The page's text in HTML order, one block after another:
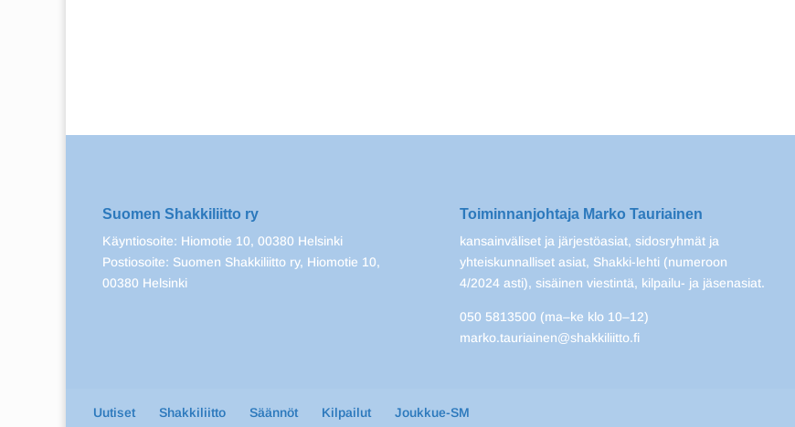
Suomen Shakkiliitto ry
Käyntiosoite: Hiomotie 10, 00380 Helsinki
Postiosoite: Suomen Shakkiliitto ry, Hiomotie 10,
00380 Helsinki
Toiminnanjohtaja Marko Tauriainen
kansainväliset ja järjestöasiat, sidosryhmät ja
yhteiskunnalliset asiat, Shakki-lehti (numeroon
4/2024 asti), sisäinen viestintä, kilpailu- ja jäsenasiat.
050 5813500 (ma–ke klo 10–12)
marko.tauriainen@shakkiliitto.fi
Uutiset Shakkiliitto Säännöt Kilpailut Joukkue-SM